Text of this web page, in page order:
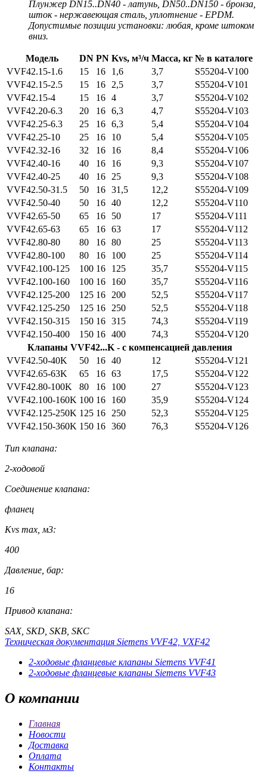
Плунжер DN15..DN40 - латунь, DN50..DN150 - бронза,
шток - нержавеющая сталь, уплотнение - EPDM.
Допустимые позиции установки: любая, кроме штоком
вниз.
Модель DN PN Kvs, м³/ч Масса, кг № в каталоге
VVF42.15-1.6
15 16 1,6 3,7
S55204-V100
VVF42.15-2.5
15 16 2,5 3,7
S55204-V101
VVF42.15-4
15 16 4 3,7
S55204-V102
VVF42.20-6.3
20 16 6,3 4,7
S55204-V103
VVF42.25-6.3
25 16 6,3 5,4
S55204-V104
VVF42.25-10
25 16 10 5,4
S55204-V105
VVF42.32-16
32 16 16 8,4
S55204-V106
VVF42.40-16
40 16 16 9,3
S55204-V107
VVF42.40-25
40 16 25 9,3
S55204-V108
VVF42.50-31.5
50 16 31,5 12,2
S55204-V109
VVF42.50-40
50 16 40 12,2
S55204-V110
VVF42.65-50
65 16 50 17
S55204-V111
VVF42.65-63
65 16 63 17
S55204-V112
VVF42.80-80
80 16 80 25
S55204-V113
VVF42.80-100
80 16 100 25
S55204-V114
VVF42.100-125
100 16 125 35,7
S55204-V115
VVF42.100-160
100 16 160 35,7
S55204-V116
VVF42.125-200
125 16 200 52,5
S55204-V117
VVF42.125-250
125 16 250 52,5
S55204-V118
VVF42.150-315
150 16 315 74,3
S55204-V119
VVF42.150-400
150 16 400 74,3
S55204-V120
Клапаны VVF42...K - с компенсацией давления
VVF42.50-40K
50 16 40 12
S55204-V121
VVF42.65-63K
65 16 63 17,5
S55204-V122
VVF42.80-100K
80 16 100 27
S55204-V123
VVF42.100-160K 100 16 160 35,9
S55204-V124
VVF42.125-250K 125 16 250 52,3
S55204-V125
VVF42.150-360K 150 16 360 76,3 S55204-V126
Тип клапана:
2-ходовой
Соединение клапана:
фланец
Kvs max, м3:
400
Давление, бар:
16
Привод клапана:
SAX, SKD, SKB, SKC
Техническая документация Siemens VVF42, VXF42
2-ходовые фланцевые клапаны Siemens VVF41
2-ходовые фланцевые клапаны Siemens VVF43
О компании
Главная
Новости
Доставка
Оплата
Контакты